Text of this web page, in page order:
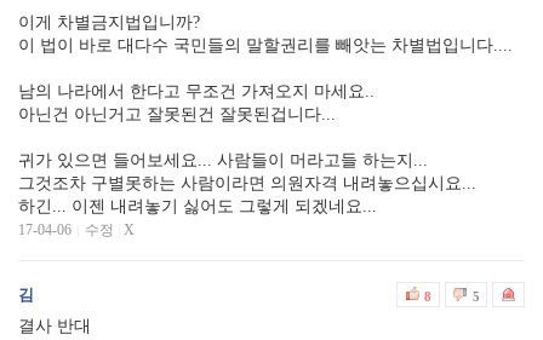
이게 차별금지법입니까?
이 법이 바로 대다수 국민들의 말할권리를 빼앗는 차별법입니다....
남의 나라에서 한다고 무조건 가져오지 마세요..
아닌건 아닌거고 잘못된건 잘못된겁니다...
귀가 있으면 들어보세요... 사람들이 머라고들 하는지...
그것조차 구별못하는 사람이라면 의원자격 내려놓으십시요...
하긴... 이젠 내려놓기 싫어도 그렇게 되겠네요...
17-04-06 수정 X
김 8 5
결사 반대